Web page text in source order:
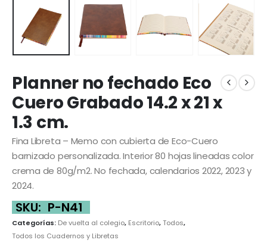
Planner no fechado Eco
Cuero Grabado 14.2 x 21 x
1.3 cm.
Fina Libreta – Memo con cubierta de Eco-Cuero
barnizado personalizada. Interior 80 hojas lineadas color
crema de 80g/m2. No fechada, calendarios 2022, 2023 y
2024.
SKU: P-N41
Categorías: De vuelta al colegio, Escritorio,Todos,
Todos los Cuadernos y Libretas